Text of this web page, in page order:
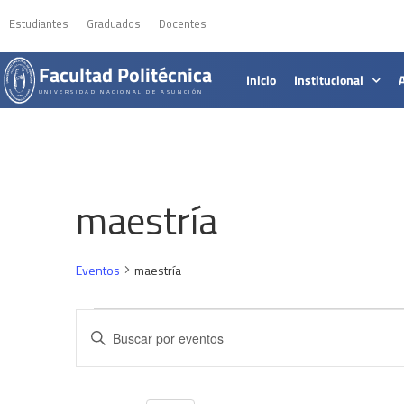
Estudiantes Graduados Docentes
Facultad Politécnica
UNIVERSIDAD NACIONAL DE ASUNCIÓN
Inicio Institucional
maestría
Eventos maestría
Navegación
de
búsqueda
Introduce
clave.